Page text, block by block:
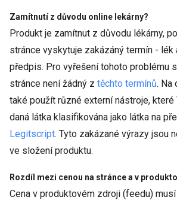
Zamítnutí z důvodu online lekárny?
Produkt je zamítnut z důvodu lékárny,
stránce vyskytuje zakázáný termín - lék
předpis. Pro vyřešení tohoto problému
stránce není žádný z těchto termínů. Na
také použít různé externí nástroje, které
daná látka klasifikována jako látka na
Legitscript. Tyto zakázané výrazy jsou
ve složení produktu.
Rozdíl mezi cenou na stránce a v
Cena v produktovém zdroji (feedu)